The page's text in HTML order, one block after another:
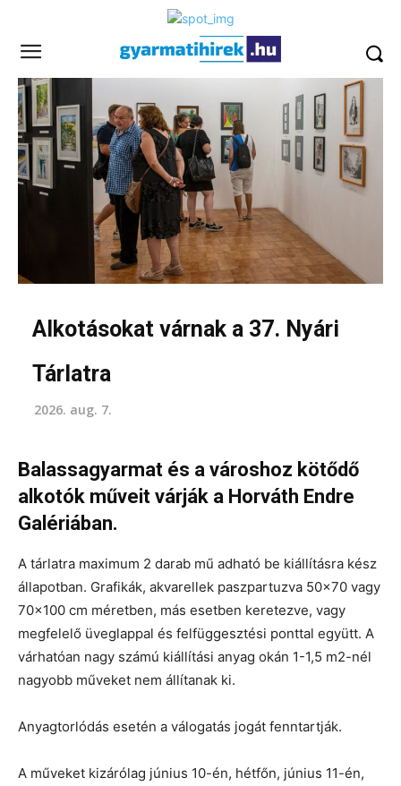
Alkotásokat várnak a 37. Nyári
Tárlatra
2026. aug. 7.
Balassagyarmat és a városhoz kötődő
alkotók műveit várják a Horváth Endre
Galériában.
A tárlatra maximum 2 darab mű adható be kiállításra kész
állapotban. Grafikák, akvarellek paszpartuzva 50×70 vagy
70×100 cm méretben, más esetben keretezve, vagy
megfelelő üveglappal és felfüggesztési ponttal együtt. A
várhatóan nagy számú kiállítási anyag okán 1-1,5 m2-nél
nagyobb műveket nem állítanak ki.
Anyagtorlódás esetén a válogatás jogát fenntartják.
A műveket kizárólag június 10-én, hétfőn, június 11-én,